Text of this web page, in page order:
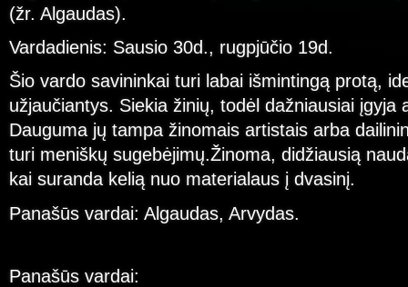
(žr. Algaudas).
Vardadienis: Sausio 30d., rugpjūčio 19d.
Šio vardo savininkai turi labai išmintingą protą,
užjaučiantys. Siekia žinių, todėl dažniausiai įgyja
Dauguma jų tampa žinomais artistais arba
turi meniškų sugebėjimų.Žinoma, didžiausią
kai suranda kelią nuo materialaus į dvasinį.
Panašūs vardai: Algaudas, Arvydas.
Panašūs vardai: